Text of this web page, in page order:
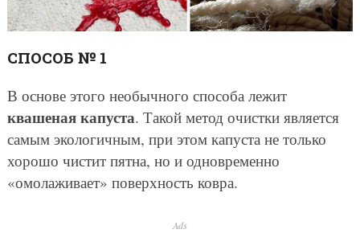
СПОСОБ № 1
В основе этого необычного способа лежит
квашеная капуста. Такой метод очистки является
самым экологичным, при этом капуста не только
хорошо чистит пятна, но и одновременно
«омолаживает» поверхность ковра.
Ads